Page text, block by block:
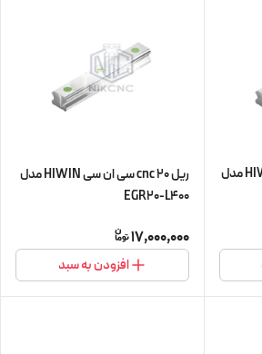
ریل 30 cnc سی ان سی HIWIN مدل
ریل 20 cnc سی ان سی HIWIN مدل
EGR20-L400
17,000,000
افزودن به سبد